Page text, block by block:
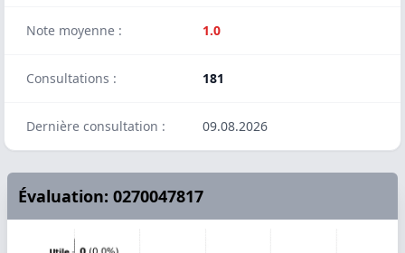
Note moyenne : 1.0
Consultations : 181
Dernière consultation : 09.08.2026
Évaluation: 0270047817